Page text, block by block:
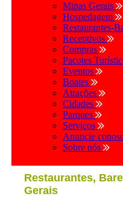
Minas Gerais
Hospedagem
Restaurantes-
Receptivos
Compras
Pacotes
Eventos
Boates
Atrações
Cidades
Parques
Serviços
Anuncie
Sobre nós
Restaurantes,
Gerais